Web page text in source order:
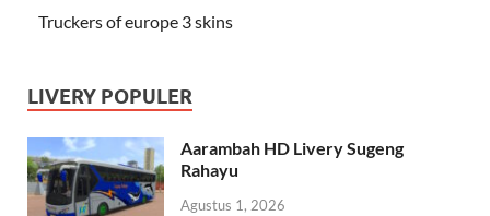
Truckers of europe 3 skins
LIVERY POPULER
Aarambah HD Livery Sugeng
Rahayu
Agustus 1, 2026